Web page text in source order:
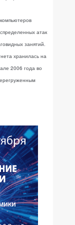
атак
занятий.
хранилась на
2006 года во